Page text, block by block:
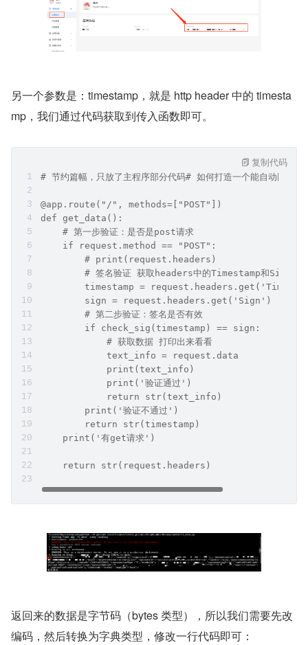
另一个参数是：timestamp，就是 http header 中的 timesta
mp，我们通过代码获取到传入函数即可。
# 节约篇幅，只放了主程序部分代码# 如何打造一个能自动回复的
@app.route("/", methods=["POST"])
def get_data():
    # 第一步验证：是否是post请求
    if request.method == "POST":
        # print(request.headers)
        # 签名验证 获取headers中的Timestamp和Sign
timestamp =
        sign = request.headers.get('Sign')
        # 第二步验证：签名是否有效
        if check_sig(timestamp) == sign:
            # 获取数据 打印出来看看
            text_info = request.data
            print(text_info)
            print('验证通过')
            return str(text_info)
        print('验证不通过')
        return str(timestamp)
    print('有get请求')
    return str(request.headers)
复制代码
返回来的数据是字节码（bytes 类型），所以我们需要先改
编码，然后转换为字典类型，修改一行代码即可：